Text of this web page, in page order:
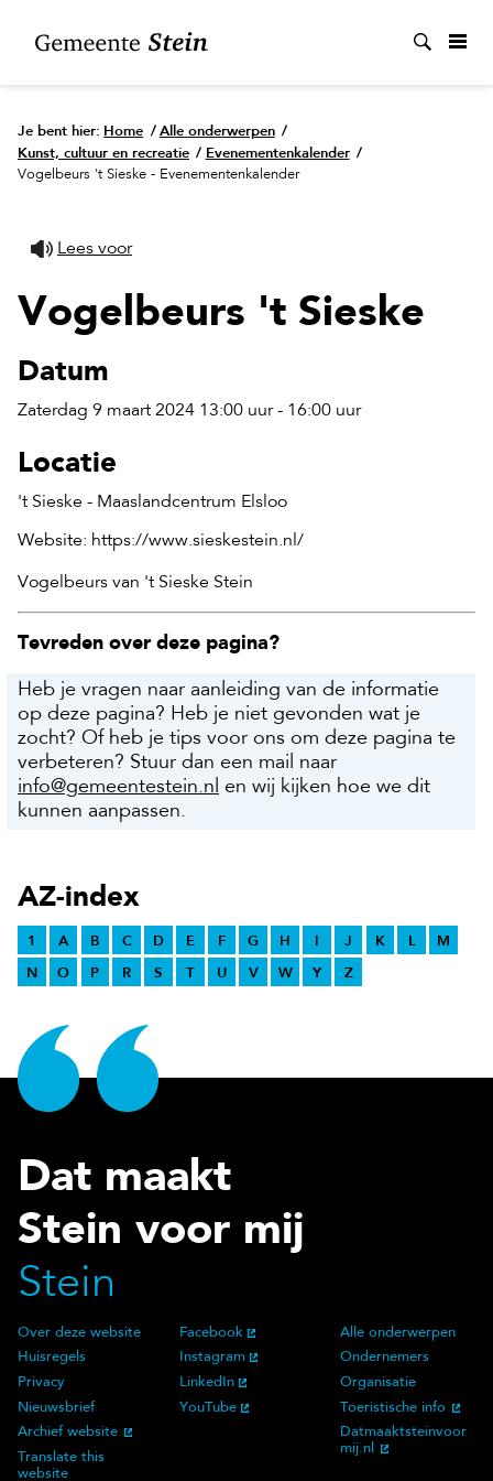
Je bent hier: Home / Alle onderwerpen /
Kunst, cultuur en recreatie / Evenementenkalender /
Vogelbeurs 't Sieske - Evenementenkalender
Lees voor
Vogelbeurs 't Sieske
Datum
Zaterdag 9 maart 2024 13:00 uur - 16:00 uur
Locatie
't Sieske - Maaslandcentrum Elsloo
Website: https://www.sieskestein.nl/
Vogelbeurs van 't Sieske Stein
Tevreden over deze pagina?
Heb je vragen naar aanleiding van de informatie
op deze pagina? Heb je niet gevonden wat je
zocht? Of heb je tips voor ons om deze pagina te
verbeteren? Stuur dan een mail naar
info@gemeentestein.nl
en wij kijken hoe we dit
kunnen aanpassen.
AZ-index
1 A B C D E F G H I J K L
M
N
O P R S T U V W Y Z
Dat maakt
Stein voor mij
Stein
Over deze website
Over deze website
Huisregels
Privacy
Nieuwsbrief
Archief website
Translate this
website
Social Media
Facebook
Instagram
LinkedIn
YouTube
Alle onderwerpen
Ondernemers
Organisatie
Toeristische info
Datmaaktsteinvoor
mij.nl